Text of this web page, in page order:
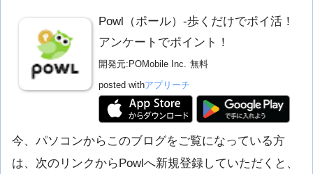
Powl（ポール）-歩くだけでポイ活！
アンケートでポイント！
開発元:POMobile Inc.
無料
posted withアプリーチ
今、パソコンからこのブログをご覧になっている方
は、次のリンクからPowlへ新規登録していただくと、